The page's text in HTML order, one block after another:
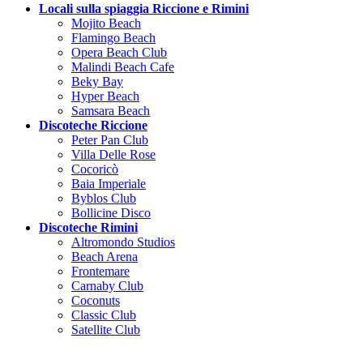
Locali sulla spiaggia Riccione e Rimini
Mojito Beach
Flamingo Beach
Opera Beach Club
Malindi Beach Cafe
Beky Bay
Hyper Beach
Samsara Beach
Discoteche Riccione
Peter Pan Club
Villa Delle Rose
Cocoricò
Baia Imperiale
Byblos Club
Bollicine Disco
Discoteche Rimini
Altromondo Studios
Beach Arena
Frontemare
Carnaby Club
Coconuts
Classic Club
Satellite Club